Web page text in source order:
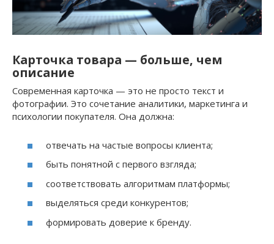
Карточка товара — больше, чем
описание
Современная карточка — это не просто текст и
фотографии. Это сочетание аналитики, маркетинга и
психологии покупателя. Она должна:
отвечать на частые вопросы клиента;
быть понятной с первого взгляда;
соответствовать алгоритмам платформы;
выделяться среди конкурентов;
формировать доверие к бренду.